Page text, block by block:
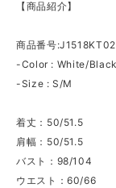
【商品紹介】
商品番号
-Color : White/
-Size : S/M
着丈：50/51.5
肩幅：50/51.5
バスト：98/104
ウエスト：60/66